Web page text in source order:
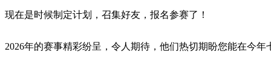
现在是时候制定计划，召集好友，报名参赛了！
2026年的赛事精彩纷呈，令人期待，他们热切期盼您能在今